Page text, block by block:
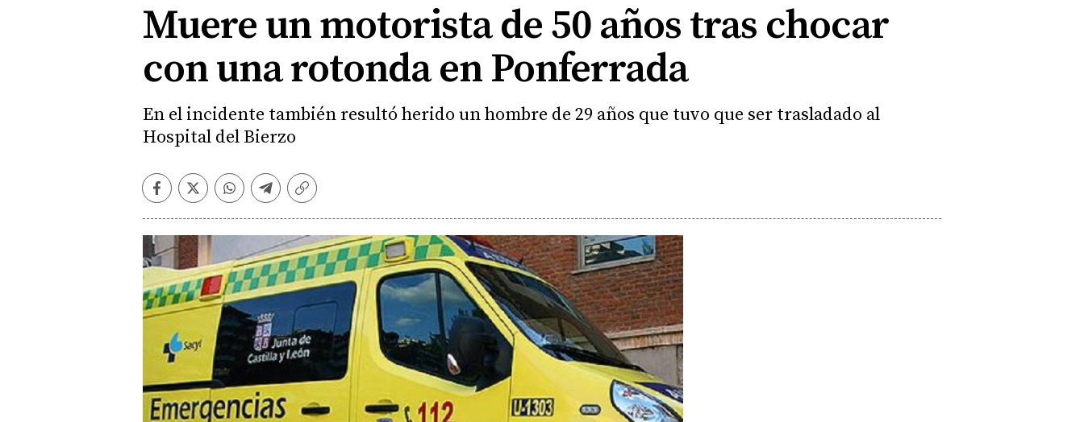
Muere un motorista de 50 años tras chocar
con una rotonda en Ponferrada
En el incidente también resultó herido un hombre de 29 años que tuvo que ser trasladado al
Hospital del Bierzo
Facebook
TwitterWhatsapp
Telegram
Copiar